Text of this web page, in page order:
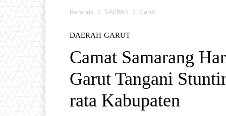
Beranda DAERAH Garut
DAERAH GARUT
Camat Samarang
Garut Tangani
rata Kabupaten